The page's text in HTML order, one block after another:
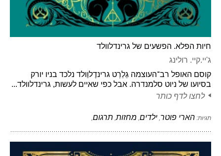
חיות הפלא. הפשעים של גרינדלוולד
ג'יי.קיי. רולינג
קוסם האופל רב־העוצמה גֵלֵרְט גרינדֶלוַולד נלכד בניו יורק
בסיועו של ניוט סלמנדרה. אבל כפי שאיים לעשות, גרינדלוולד...
לחצו לדף כותר
תגיות: הארי פוטר, ילדים, מחזות, תרגום,